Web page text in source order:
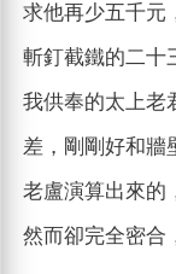
求他再少五千元
斬釘截鐵的二十
我供奉的太上老
差，剛剛好和牆
老盧演算出來的
然而卻完全密合